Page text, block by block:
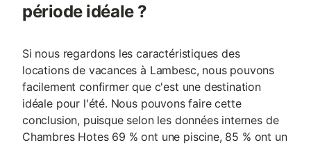
période idéale ?
Si nous regardons les caractéristiques des
locations de vacances à Lambesc, nous pouvons
facilement confirmer que c'est une destination
idéale pour l'été. Nous pouvons faire cette
conclusion, puisque selon les données internes de
Chambres Hotes 69 % ont une piscine, 85 % ont un